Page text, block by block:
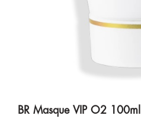
BR Masque VIP O2 100ml